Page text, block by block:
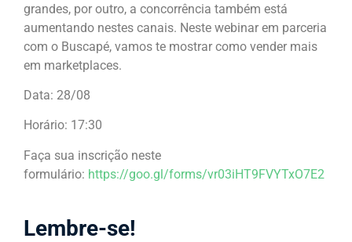
grandes, por outro, a concorrência também está
aumentando nestes canais. Neste webinar em parceria
com o Buscapé, vamos te mostrar como vender mais
em marketplaces.
Data: 28/08
Horário: 17:30
Faça sua inscrição neste
formulário: https://goo.gl/forms/vr03iHT9FVYTxO7E2
Lembre-se!